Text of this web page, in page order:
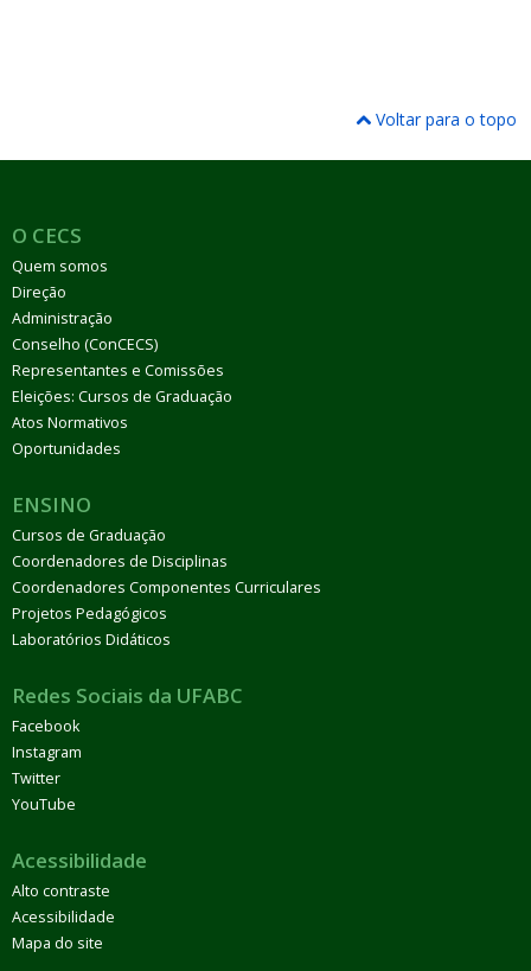
Voltar para o topo
O CECS
Quem somos
Direção
Administração
Conselho (ConCECS)
Representantes e Comissões
Eleições: Cursos de Graduação
Atos Normativos
Oportunidades
ENSINO
Cursos de Graduação
Coordenadores de Disciplinas
Coordenadores Componentes Curriculares
Projetos Pedagógicos
Laboratórios Didáticos
Redes Sociais da UFABC
Facebook
Instagram
Twitter
YouTube
Acessibilidade
Alto contraste
Acessibilidade
Mapa do site